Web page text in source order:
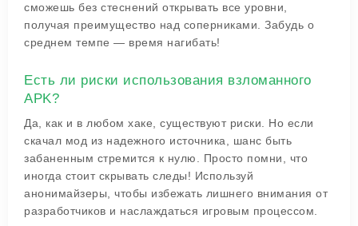
сможешь без стеснений открывать все уровни,
получая преимущество над соперниками. Забудь о
среднем темпе — время нагибать!
Есть ли риски использования взломанного
APK?
Да, как и в любом хаке, существуют риски. Но если
скачал мод из надежного источника, шанс быть
забаненным стремится к нулю. Просто помни, что
иногда стоит скрывать следы! Используй
анонимайзеры, чтобы избежать лишнего внимания от
разработчиков и наслаждаться игровым процессом.